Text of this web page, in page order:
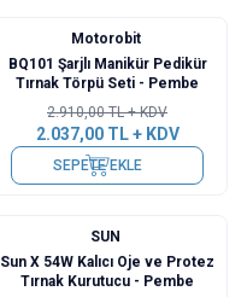
Motorobit
BQ101 Şarjlı Manikür Pedikür
Tırnak Törpü Seti - Pembe
2.910,00TL + KDV
2.037,00TL + KDV
SEPETE EKLE
SUN
Sun X 54W Kalıcı Oje ve Protez
Tırnak Kurutucu - Pembe